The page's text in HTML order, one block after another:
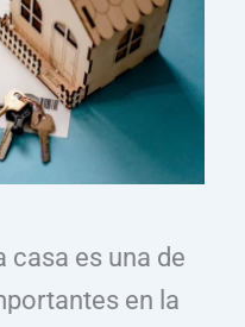
casa es una de
en la